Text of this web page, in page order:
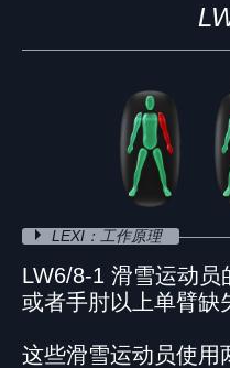
LEXI：工作原理
LW6/8-1 滑雪运动
或者手肘以上单臂缺
这些滑雪运动员使用